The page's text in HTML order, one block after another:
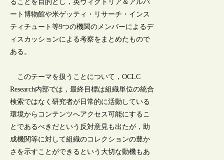
ることを目的とし，英ヴィクトリア＆アルバ
ート博物館や米ゲッティ・リサーチ・インス
ティチュート等9つの機関のメンバーによるデ
ィスカッションによる考察をまとめたもので
ある。
このテーマを扱うことについて，OCLC
Research内部では，最終目標は組織単位の統合
検索ではなく研究者が日常的に活動している
環境からコンテンツへアクセス可能にするこ
とであるべきだという反対意見も出たが，助
成機関等に対して組織のコレクションの豊か
さを示すことができるという大切な動機もあ